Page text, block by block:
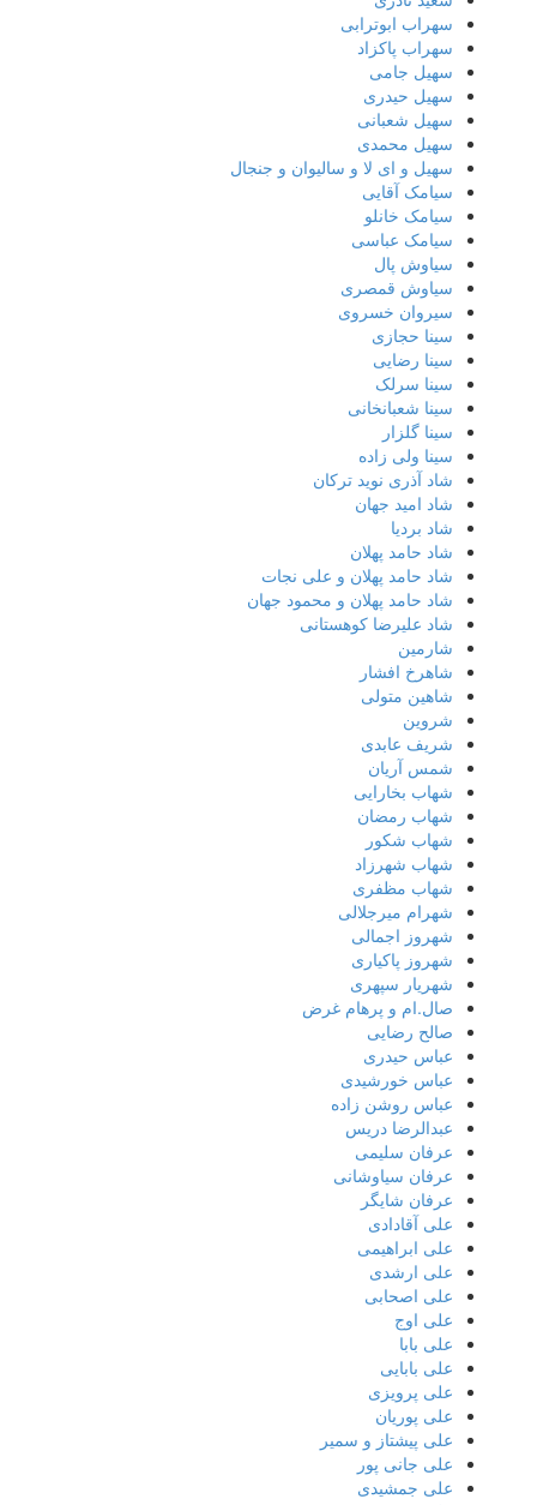
سهراب ابوترابی
سهراب پاکزاد
سهیل جامی
سهیل حیدری
سهیل شعبانی
سهیل محمدی
سهیل و ای لا و سالیوان و جنجال
سیامک آقایی
سیامک خانلو
سیامک عباسی
سیاوش پال
سیاوش قمصری
سیروان خسروی
سینا حجازی
سینا رضایی
سینا سرلک
سینا شعبانخانی
سینا گلزار
سینا ولی زاده
شاد آذری نوید ترکان
شاد امید جهان
شاد بردیا
شاد حامد پهلان
شاد حامد پهلان و علی نجات
شاد حامد پهلان و محمود جهان
شاد علیرضا کوهستانی
شارمین
شاهرخ افشار
شاهین متولی
شروین
شریف عابدی
شمس آریان
شهاب بخارایی
شهاب رمضان
شهاب شکور
شهاب شهرزاد
شهاب مظفری
شهرام میرجلالی
شهروز اجمالی
شهروز پاکیاری
شهریار سپهری
صال.ام و پرهام غرض
صالح رضایی
عباس حیدری
عباس خورشیدی
عباس روشن زاده
عبدالرضا دریس
عرفان سلیمی
عرفان سیاوشانی
عرفان شایگر
علی آقادادی
علی ابراهیمی
علی ارشدی
علی اصحابی
علی اوج
علی بابا
علی بابایی
علی پرویزی
علی پوریان
علی پیشتاز و سمیر
علی جانی پور
علی جمشیدی